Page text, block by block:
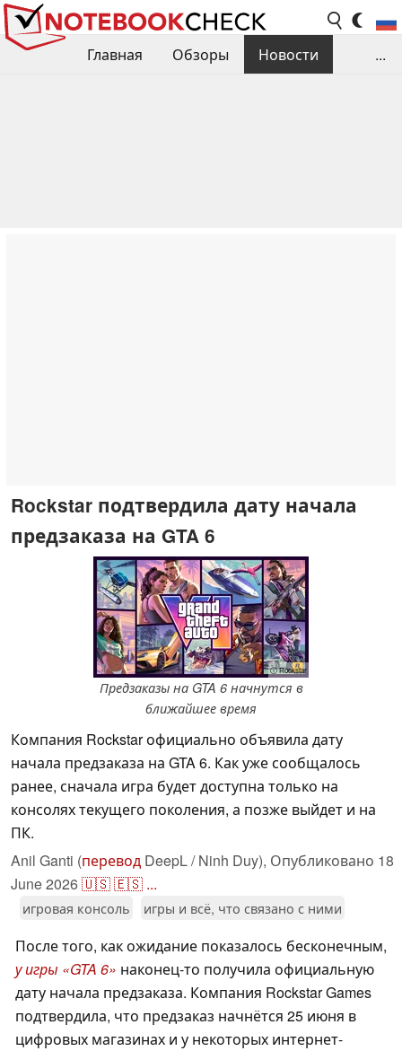
Главная Обзоры
Новости
...
Rockstar подтвердила дату начала
предзаказа на GTA 6
ⓘ Rockstar
Предзаказы на GTA 6 начнутся в
ближайшее время
Компания Rockstar официально объявила дату
начала предзаказа на GTA 6. Как уже сообщалось
ранее, сначала игра будет доступна только на
консолях текущего поколения, а позже выйдет и на
ПК.
Anil Ganti (перевод DeepL / Ninh Duy), Опубликовано 18
June 2026🇺🇸🇪🇸 ...
игровая консоль игры и всё, что связано с ними
После того, как ожидание показалось бесконечным,
у игры «GTA 6» наконец-то получила официальную
дату начала предзаказа. Компания Rockstar Games
подтвердила, что предзаказ начнётся 25 июня в
цифровых магазинах и у некоторых интернет-